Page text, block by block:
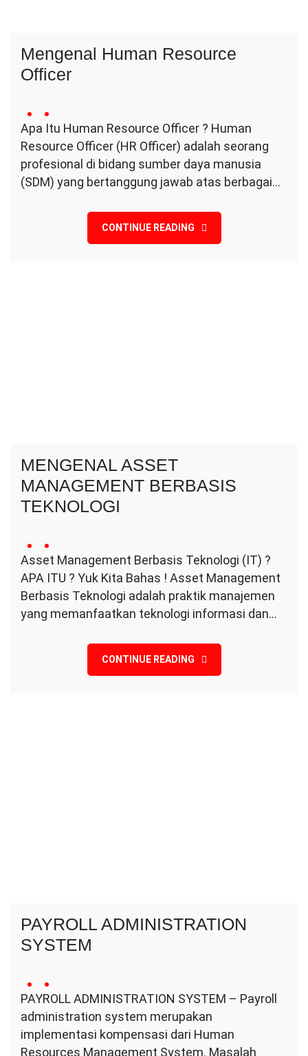
Mengenal Human Resource
Officer
15
March
2024
Conversa
Indotama
comment
on
Mengenal
Resource
Apa Itu Human Resource Officer ? Human
Resource Officer (HR Officer) adalah seorang
profesional di bidang sumber daya manusia
(SDM) yang bertanggung jawab atas berbagai…
CONTINUE READING
MENGENAL ASSET
MANAGEMENT BERBASIS
TEKNOLOGI
14
March
2024
Conversa
Indotama
comment
on
MENGENAL
MANAGEMENT
TEKNOLOGI
Asset Management Berbasis Teknologi (IT) ?
APA ITU ? Yuk Kita Bahas ! Asset Management
Berbasis Teknologi adalah praktik manajemen
yang memanfaatkan teknologi informasi dan…
CONTINUE READING
PAYROLL ADMINISTRATION
SYSTEM
March
2024
Conversa
Indotama
comment
on
PAYROLL
ADMINISTRATION
PAYROLL ADMINISTRATION SYSTEM – Payroll
administration system merupakan
implementasi kompensasi dari Human
Resources Management System. Masalah